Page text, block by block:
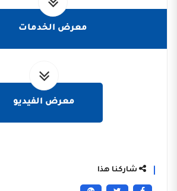
معرض الخدمات
معرض الفيديو
شاركنا هذا